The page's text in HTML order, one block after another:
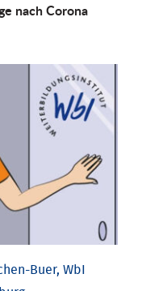
nach Corona
Buer, WbI